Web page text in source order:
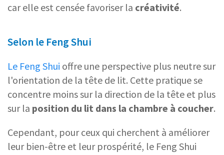
car elle est censée favoriser la créativité.
Selon le Feng Shui
Le Feng Shui offre une perspective plus neutre sur
l'orientation de la tête de lit. Cette pratique se
concentre moins sur la direction de la tête et plus
sur la position du lit dans la chambre à coucher.
Cependant, pour ceux qui cherchent à améliorer
leur bien-être et leur prospérité, le Feng Shui